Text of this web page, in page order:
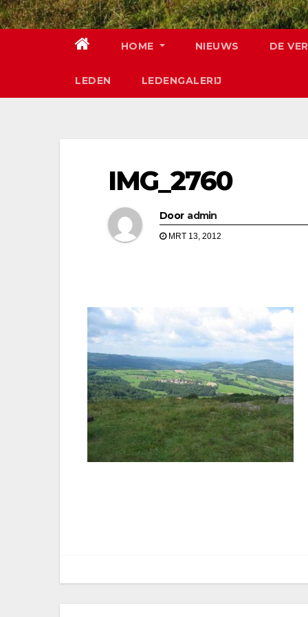
HOME NIEUWS DE
LEDEN LEDENGALERIJ
IMG_2760
Door admin
MRT 13, 2012